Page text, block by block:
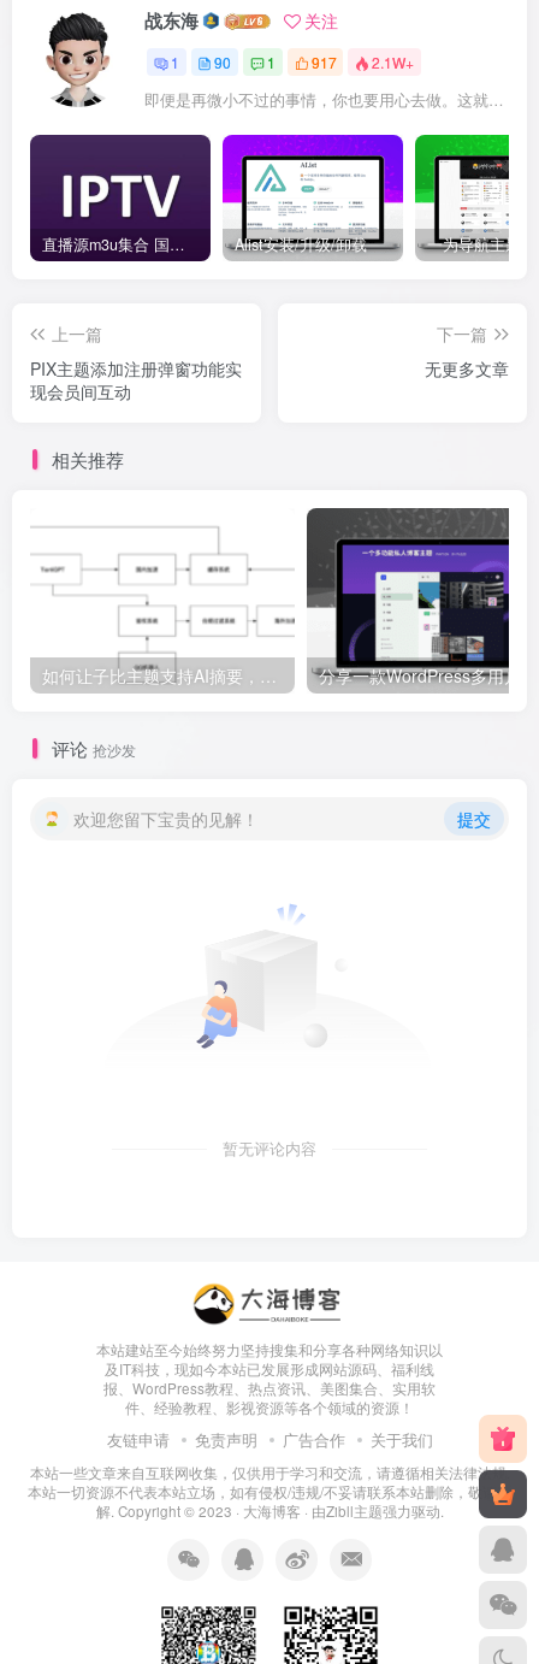
战东海 关注
1 90 1 917 2.1W+
即便是再微小不过的事情，你也要用心去做。这就是成功的秘密
直播源m3u集合 国内外直播源-IPTV URL TVBOX Alist安装/升级/卸载
上一篇
PIX主题添加注册弹窗功能实
现会员间互动
下一篇
无更多文章
相关推荐
评论 抢沙发
欢迎您留下宝贵的见解！ 提交
暂无评论内容
本站建站至今始终努力坚持搜集和分享各种网络知识以
及IT科技，现如今本站已发展形成网站源码、福利线
报、WordPress教程、热点资讯、美图集合、实用软
件、经验教程、影视资源等各个领域的资源！
友链申请 免责声明 广告合作 关于我们
本站一些文章来自互联网收集，仅供用于学习和交流，请遵循相关法律法规.
本站一切资源不代表本站立场，如有侵权/违规/不妥请联系本站删除，敬请谅
解. Copyright © 2023 · 大海博客 · 由Zibll主题强力驱动.